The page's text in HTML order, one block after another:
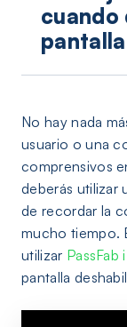
cuando
No hay nada
usuario o una
comprensivos
deberás utilizar
de recordar la
mucho tiempo.
utilizar PassFab
pantalla